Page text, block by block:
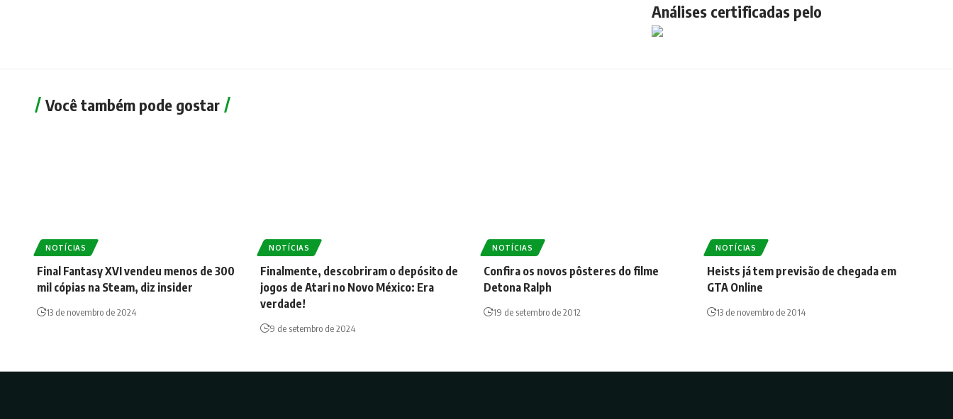
Análises certificadas pelo
Você também pode gostar
NOTÍCIAS
Final Fantasy XVI vendeu menos de 300
mil cópias na Steam, diz insider
13 de novembro de 2024
NOTÍCIAS
Finalmente, descobriram o depósito de
jogos de Atari no Novo México: Era
verdade!
9 de setembro de 2024
NOTÍCIAS
Confira os novos pôsteres do filme
Detona Ralph
19 de setembro de 2012
NOTÍCIAS
Heists já tem previsão de chegada em
GTA Online
13 de novembro de 2014